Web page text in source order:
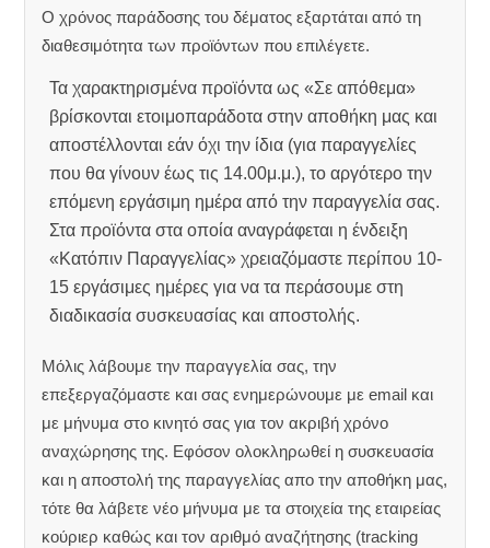
Ο χρόνος παράδοσης του δέματος εξαρτάται από τη
διαθεσιμότητα των προϊόντων που επιλέγετε.
Τα χαρακτηρισμένα προϊόντα ως «Σε απόθεμα»
βρίσκονται ετοιμοπαράδοτα στην αποθήκη μας και
αποστέλλονται εάν όχι την ίδια (για παραγγελίες
που θα γίνουν έως τις 14.00μ.μ.), το αργότερο την
επόμενη εργάσιμη ημέρα από την παραγγελία σας.
Στα προϊόντα στα οποία αναγράφεται η ένδειξη
«Κατόπιν Παραγγελίας» χρειαζόμαστε περίπου 10-
15 εργάσιμες ημέρες για να τα περάσουμε στη
διαδικασία συσκευασίας και αποστολής.
Μόλις λάβουμε την παραγγελία σας, την
επεξεργαζόμαστε και σας ενημερώνουμε με email και
με μήνυμα στο κινητό σας για τον ακριβή χρόνο
αναχώρησης της. Εφόσον ολοκληρωθεί η συσκευασία
και η αποστολή της παραγγελίας απο την αποθήκη μας,
τότε θα λάβετε νέο μήνυμα με τα στοιχεία της εταιρείας
κούριερ καθώς και τον αριθμό αναζήτησης (tracking